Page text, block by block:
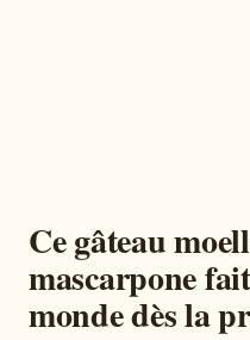
Ce gâteau
mascarpone
monde dès la